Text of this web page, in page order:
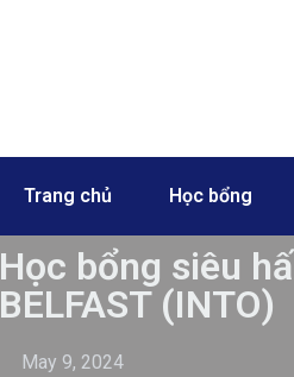
Trang chủ Học bổng
Học bổng siêu
BELFAST (INTO)
May 9, 2024